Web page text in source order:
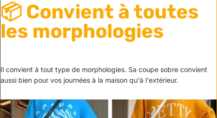
📦 Convient à toutes
les morphologies
Il convient à tout type de morphologies. Sa coupe sobre convient
aussi bien pour vos journées à la maison qu'à l'extérieur.